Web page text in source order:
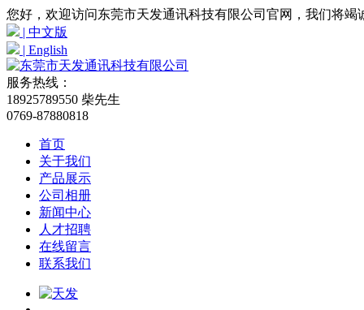
您好，欢迎访问东莞市天发通讯科技有限公司官网，我们将竭
| 中文版
| English
服务热线：
18925789550 柴先生
0769-87880818
首页
关于我们
产品展示
公司相册
新闻中心
人才招聘
在线留言
联系我们